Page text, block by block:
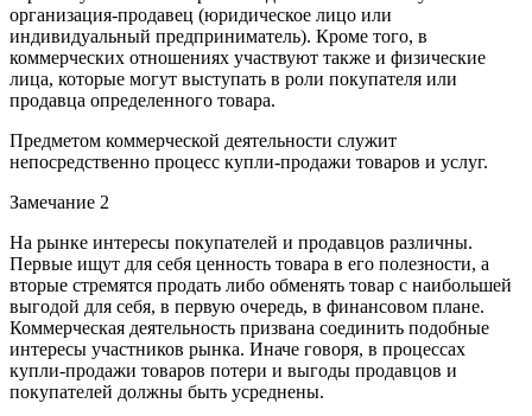
организация-продавец (юридическое лицо или
индивидуальный предприниматель). Кроме того, в
коммерческих отношениях участвуют также и физические
лица, которые могут выступать в роли покупателя или
продавца определенного товара.
Предметом коммерческой деятельности служит
непосредственно процесс купли-продажи товаров и услуг.
Замечание 2
На рынке интересы покупателей и продавцов различны.
Первые ищут для себя ценность товара в его полезности, а
вторые стремятся продать либо обменять товар с наибольшей
выгодой для себя, в первую очередь, в финансовом плане.
Коммерческая деятельность призвана соединить подобные
интересы участников рынка. Иначе говоря, в процессах
купли-продажи товаров потери и выгоды продавцов и
покупателей должны быть усреднены.